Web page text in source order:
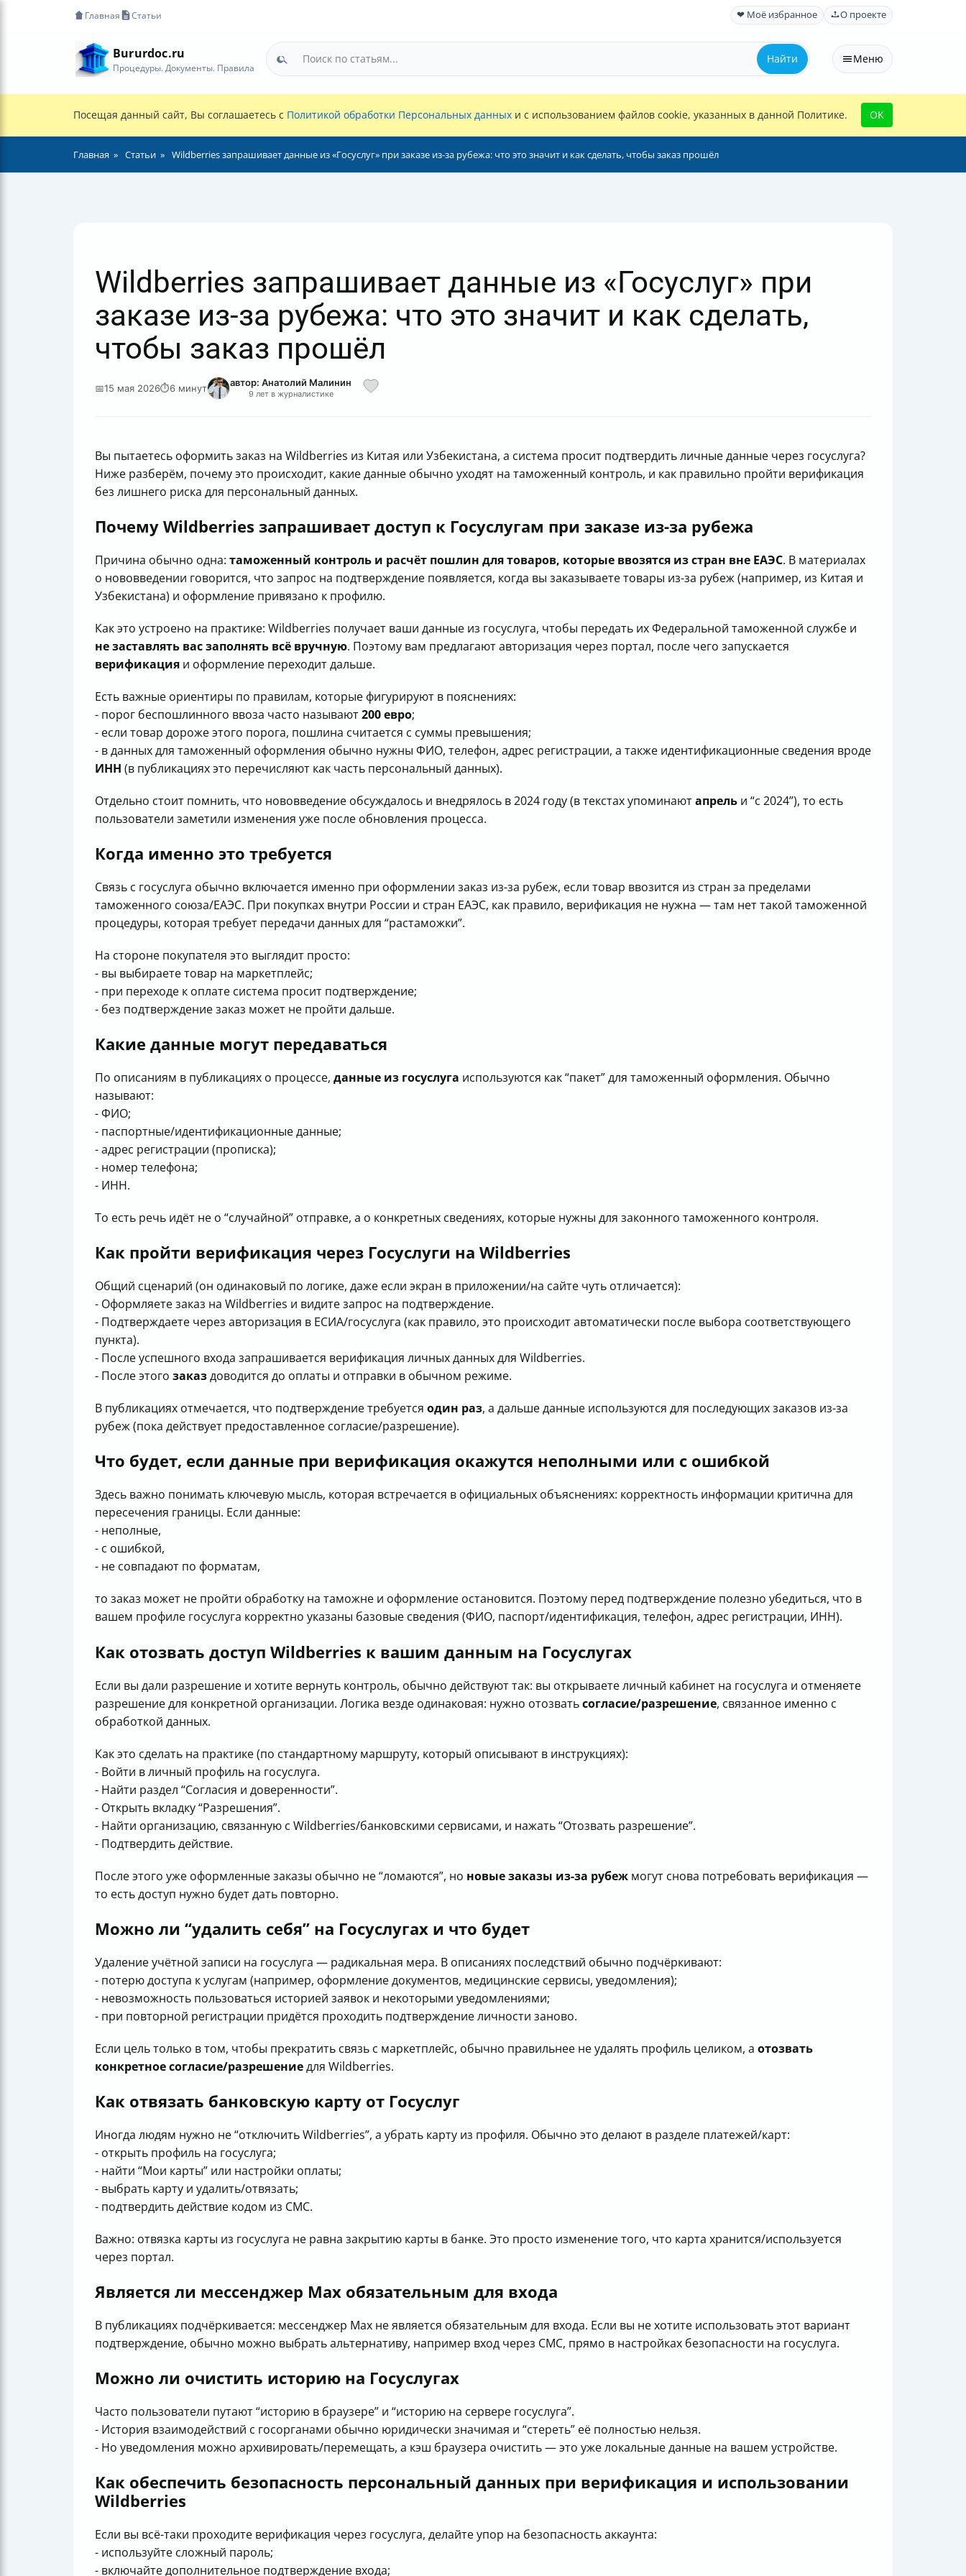
Главная Статьи ❤ Моё избранное О проекте
Bururdoc.ru
Процедуры. Документы. Правила
Найти Меню
Посещая данный сайт, Вы соглашаетесь с Политикой обработки Персональных данных и с использованием файлов cookie, указанных в данной Политике. OK
Главная Статьи Wildberries запрашивает данные из «Госуслуг» при заказе из-за рубежа: что это значит и как сделать, чтобы заказ прошёл
Wildberries запрашивает данные из «Госуслуг» при
заказе из-за рубежа: что это значит и как сделать,
чтобы заказ прошёл
📅15 мая 2026⏱6 минут автор: Анатолий Малинин
9 лет в журналистике
Вы пытаетесь оформить заказ на Wildberries из Китая или Узбекистана, а система просит подтвердить личные данные через госуслуга?
Ниже разберём, почему это происходит, какие данные обычно уходят на таможенный контроль, и как правильно пройти верификация
без лишнего риска для персональный данных.
Почему Wildberries запрашивает доступ к Госуслугам при заказе из-за рубежа
Причина обычно одна: таможенный контроль и расчёт пошлин для товаров, которые ввозятся из стран вне ЕАЭС. В материалах
о нововведении говорится, что запрос на подтверждение появляется, когда вы заказываете товары из-за рубеж (например, из Китая и
Узбекистана) и оформление привязано к профилю.
Как это устроено на практике: Wildberries получает ваши данные из госуслуга, чтобы передать их Федеральной таможенной службе и
не заставлять вас заполнять всё вручную. Поэтому вам предлагают авторизация через портал, после чего запускается
верификация и оформление переходит дальше.
Есть важные ориентиры по правилам, которые фигурируют в пояснениях:
- порог беспошлинного ввоза часто называют200 евро;
- если товар дороже этого порога, пошлина считается с суммы превышения;
- в данных для таможенный оформления обычно нужны ФИО, телефон, адрес регистрации, а также идентификационные сведения вроде
ИНН (в публикациях это перечисляют как часть персональный данных).
Отдельно стоит помнить, что нововведение обсуждалось и внедрялось в 2024 году (в текстах упоминаютапрель и “с 2024”), то есть
пользователи заметили изменения уже после обновления процесса.
Когда именно это требуется
Связь с госуслуга обычно включается именно при оформлении заказ из-за рубеж, если товар ввозится из стран за пределами
таможенного союза/ЕАЭС. При покупках внутри России и стран ЕАЭС, как правило, верификация не нужна — там нет такой таможенной
процедуры, которая требует передачи данных для “растаможки”.
На стороне покупателя это выглядит просто:
- вы выбираете товар на маркетплейс;
- при переходе к оплате система просит подтверждение;
- без подтверждение заказ может не пройти дальше.
Какие данные могут передаваться
По описаниям в публикациях о процессе, данные из госуслуга используются как “пакет” для таможенный оформления. Обычно
называют:
- ФИО;
- паспортные/идентификационные данные;
- адрес регистрации (прописка);
- номер телефона;
- ИНН.
То есть речь идёт не о “случайной” отправке, а о конкретных сведениях, которые нужны для законного таможенного контроля.
Как пройти верификация через Госуслуги на Wildberries
Общий сценарий (он одинаковый по логике, даже если экран в приложении/на сайте чуть отличается):
- Оформляете заказ на Wildberries и видите запрос на подтверждение.
- Подтверждаете через авторизация в ЕСИА/госуслуга (как правило, это происходит автоматически после выбора соответствующего
пункта).
- После успешного входа запрашивается верификация личных данных для Wildberries.
- После этого заказдоводится до оплаты и отправки в обычном режиме.
В публикациях отмечается, что подтверждение требуется один раз, а дальше данные используются для последующих заказов из-за
рубеж (пока действует предоставленное согласие/разрешение).
Что будет, если данные при верификация окажутся неполными или с ошибкой
Здесь важно понимать ключевую мысль, которая встречается в официальных объяснениях: корректность информации критична для
пересечения границы. Если данные:
- неполные,
- с ошибкой,
- не совпадают по форматам,
то заказ может не пройти обработку на таможне и оформление остановится. Поэтому перед подтверждение полезно убедиться, что в
вашем профилe госуслуга корректно указаны базовые сведения (ФИО, паспорт/идентификация, телефон, адрес регистрации, ИНН).
Как отозвать доступ Wildberries к вашим данным на Госуслугах
Если вы дали разрешение и хотите вернуть контроль, обычно действуют так: вы открываете личный кабинет на госуслуга и отменяете
разрешение для конкретной организации. Логика везде одинаковая: нужно отозватьсогласие/разрешение, связанное именно с
обработкой данных.
Как это сделать на практике (по стандартному маршруту, который описывают в инструкциях):
- Войти в личный профиль на госуслуга.
- Найти раздел “Согласия и доверенности”.
- Открыть вкладку “Разрешения”.
- Найти организацию, связанную с Wildberries/банковскими сервисами, и нажать “Отозвать разрешение”.
- Подтвердить действие.
После этого уже оформленные заказы обычно не “ломаются”, но новые заказы из-за рубеж могут снова потребовать верификация —
то есть доступ нужно будет дать повторно.
Можно ли “удалить себя” на Госуслугах и что будет
Удаление учётной записи на госуслуга — радикальная мера. В описаниях последствий обычно подчёркивают:
- потерю доступа к услугам (например, оформление документов, медицинские сервисы, уведомления);
- невозможность пользоваться историей заявок и некоторыми уведомлениями;
- при повторной регистрации придётся проходить подтверждение личности заново.
Если цель только в том, чтобы прекратить связь с маркетплейс, обычно правильнее не удалять профиль целиком, а отозвать
конкретное согласие/разрешениедля Wildberries.
Как отвязать банковскую карту от Госуслуг
Иногда людям нужно не “отключить Wildberries”, а убрать карту из профиля. Обычно это делают в разделе платежей/карт:
- открыть профиль на госуслуга;
- найти “Мои карты” или настройки оплаты;
- выбрать карту и удалить/отвязать;
- подтвердить действие кодом из СМС.
Важно: отвязка карты из госуслуга не равна закрытию карты в банке. Это просто изменение того, что карта хранится/используется
через портал.
Является ли мессенджер Max обязательным для входа
В публикациях подчёркивается: мессенджер Max не является обязательным для входа. Если вы не хотите использовать этот вариант
подтверждение, обычно можно выбрать альтернативу, например вход через СМС, прямо в настройках безопасности на госуслуга.
Можно ли очистить историю на Госуслугах
Часто пользователи путают “историю в браузере” и “историю на сервере госуслуга”.
- История взаимодействий с госорганами обычно юридически значимая и “стереть” её полностью нельзя.
- Но уведомления можно архивировать/перемещать, а кэш браузера очистить — это уже локальные данные на вашем устройстве.
Как обеспечить безопасность персональный данных при верификация и использовании
Wildberries
Если вы всё-таки проходите верификация через госуслуга, делайте упор на безопасность аккаунта:
- используйте сложный пароль;
- включайте дополнительное подтверждение входа;